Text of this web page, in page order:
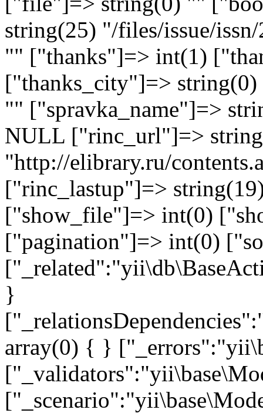
string(25) "/files/issue/
"" ["thanks"]=> int(1)
["thanks_city"]=>
"" ["spravka_name"]=>
NULL ["rinc_url"]=>
"http://elibrary.ru/
["rinc_lastup"]=>
["show_file"]=> int(0)
["pagination"]=> int(0)
}
array(0) { }